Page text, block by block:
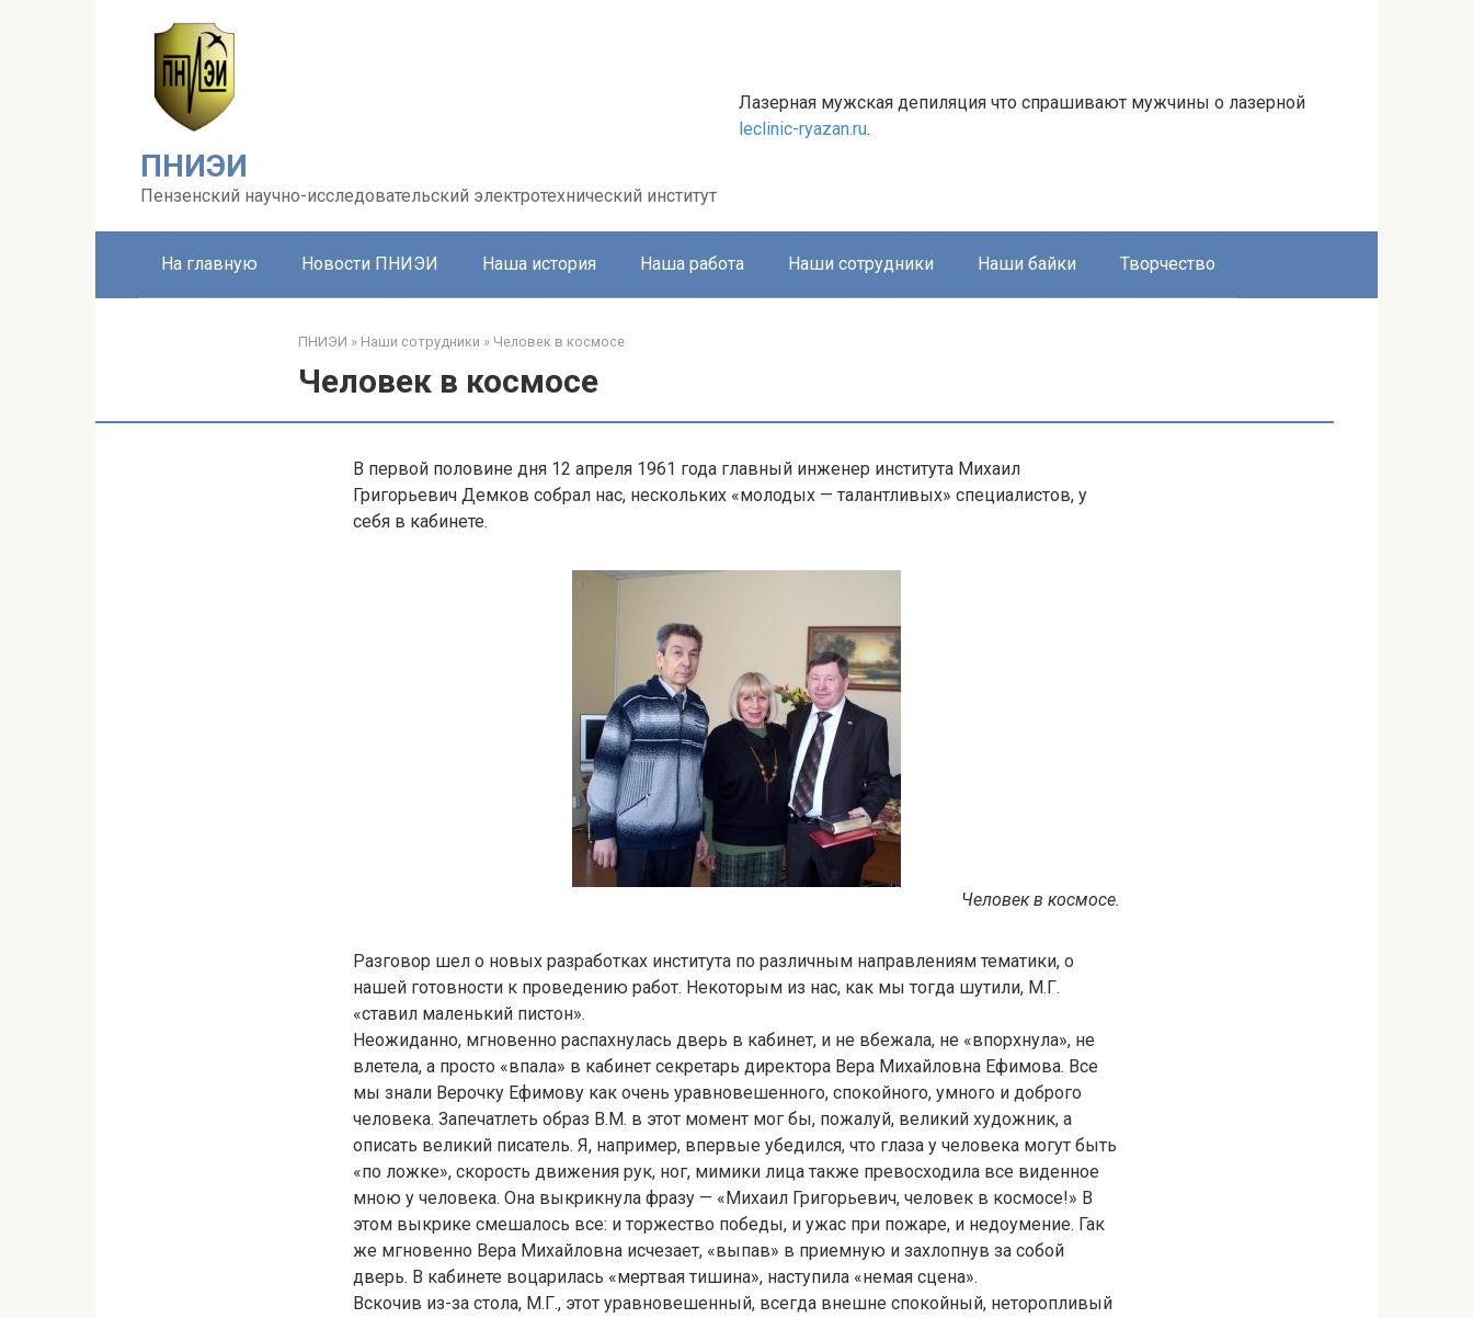
ПНИЭИ
Пензенский научно-исследовательский электротехнический институт
Лазерная мужская депиляция что спрашивают мужчины о лазерной
leclinic-ryazan.ru.
На главную Новости ПНИЭИ Наша история Наша работа Наши сотрудники Наши байки Творчество
ПНИЭИ » Наши сотрудники » Человек в космосе
Человек в космосе
В первой половине дня 12 апреля 1961 года главный инженер института Михаил
Григорьевич Демков собрал нас, нескольких «молодых — талантливых» специалистов, у
себя в кабинете.
Человек в космосе.
Разговор шел о новых разработках института по различным направлениям тематики, о
нашей готовности к проведению работ. Некоторым из нас, как мы тогда шутили, М.Г.
«ставил маленький пистон».
Неожиданно, мгновенно распахнулась дверь в кабинет, и не вбежала, не «впорхнула», не
влетела, а просто «впала» в кабинет секретарь директора Вера Михайловна Ефимова. Все
мы знали Верочку Ефимову как очень уравновешенного, спокойного, умного и доброго
человека. Запечатлеть образ В.М. в этот момент мог бы, пожалуй, великий художник, а
описать великий писатель. Я, например, впервые убедился, что глаза у человека могут быть
«по ложке», скорость движения рук, ног, мимики лица также превосходила все виденное
мною у человека. Она выкрикнула фразу — «Михаил Григорьевич, человек в космосе!» В
этом выкрике смешалось все: и торжество победы, и ужас при пожаре, и недоумение. Гак
же мгновенно Вера Михайловна исчезает, «выпав» в приемную и захлопнув за собой
дверь. В кабинете воцарилась «мертвая тишина», наступила «немая сцена».
Вскочив из-за стола, М.Г., этот уравновешенный, всегда внешне спокойный, неторопливый